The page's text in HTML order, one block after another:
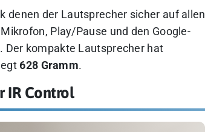
denen der Lautsprecher sicher auf allen
Play/Pause und den Google-
Der kompakte Lautsprecher hat
628 Gramm.
IR Control